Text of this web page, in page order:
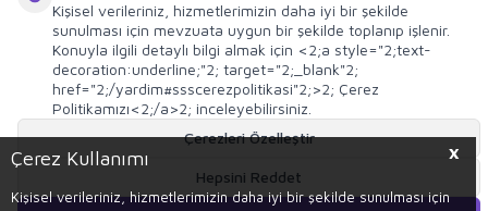
X
Çerez Kullanımı
Kişisel verileriniz, hizmetlerimizin daha iyi bir şekilde sunulması için
E-TicaretSistemleriyle Hazırlanmıştır.
Kişisel verileriniz, hizmetlerimizin daha iyi bir şekilde
sunulması için mevzuata uygun bir şekilde toplanıp işlenir.
Konuyla ilgili detaylı bilgi almak için <2;a style="2;text-
decoration:underline;"2; target="2;_blank"2;
href="2;/yardim#ssscerezpolitikasi"2;>2; Çerez
Politikamızı<2;/a>2; inceleyebilirsiniz.
Çerezleri Özelleştir
Hepsini Reddet